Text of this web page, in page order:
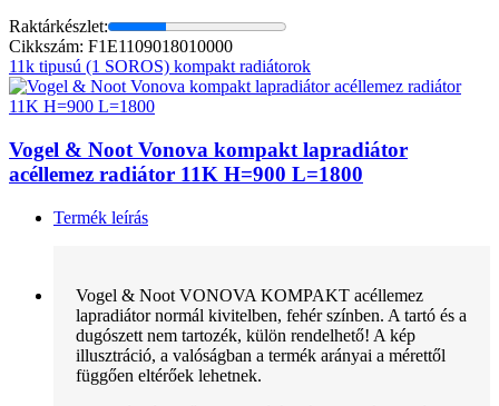
Raktárkészlet:
Cikkszám: F1E1109018010000
11k tipusú (1 SOROS) kompakt radiátorok
Vogel & Noot Vonova kompakt lapradiátor
acéllemez radiátor 11K H=900 L=1800
Termék leírás
Vogel & Noot VONOVA KOMPAKT acéllemez
lapradiátor normál kivitelben, fehér színben. A tartó és a
dugószett nem tartozék, külön rendelhető! A kép
illusztráció, a valóságban a termék arányai a mérettől
függően eltérőek lehetnek.